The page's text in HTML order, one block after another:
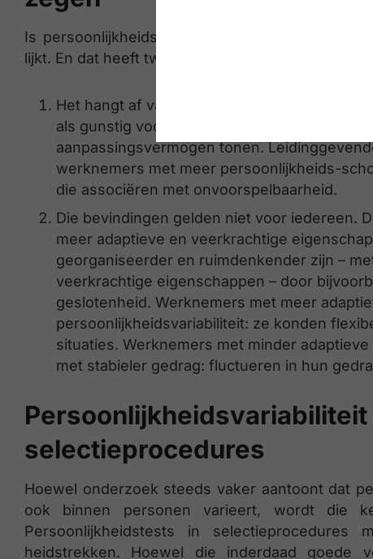
Is persoonlijkheidsvariabiliteit nu een vloek of
lijkt. En dat heeft twee redenen.
Het hangt af van wie je het vraagt.
als gunstig voor hun prestaties,
aanpassingsvermogen tonen.
werknemers met meer persoonlijkheids-
die associëren met onvoorspelbaarheid.
Die bevindingen gelden niet voor iedereen.
meer adaptieve en veerkrachtige
georganiseerder en ruimdenkender zijn –
veerkrachtige eigenschappen – door
geslotenheid. Werknemers met meer
persoonlijkheidsvariabiliteit: ze konden
situaties. Werknemers met minder
met stabieler gedrag: fluctueren in hun
Persoonlijkheidsvariabiliteit
selectieprocedures
Hoewel onderzoek steeds vaker aantoont dat
ook binnen personen varieert, wordt die
Persoonlijkheidstests in selectieprocedures
heidstrekken. Hoewel die inderdaad goede